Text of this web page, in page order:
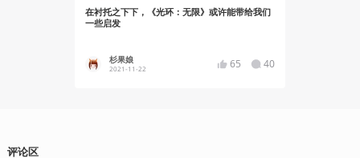
在衬托之下下，《光环：无限》或许能带给我们
一些启发
杉果娘
2021-11-22 65 40
评论区